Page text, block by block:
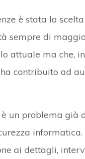
è stata la
sempre di
attuale ma che,
contribuito ad
un problema già
ai dettagli,